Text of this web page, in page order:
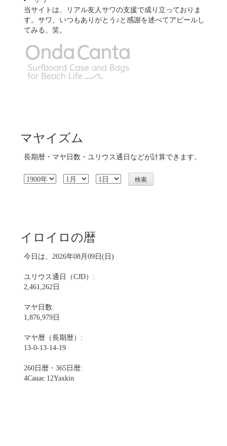
当サイトは、リアル友人サワの支援で成り立っておりま
す。サワ、いつもありがとう♪と感謝を述べてアピールし
てみる。笑。
マヤイズム
長期暦・マヤ日数・ユリウス通日などが計算できます。
イロイロの暦
今日は、2026年08月09日(日)
ユリウス通日（CJD）:
2,461,262日
マヤ日数:
1,876,979日
マヤ暦（長期暦）:
13-0-13-14-19
260日暦・365日暦:
4Cauac 12Yaxkin